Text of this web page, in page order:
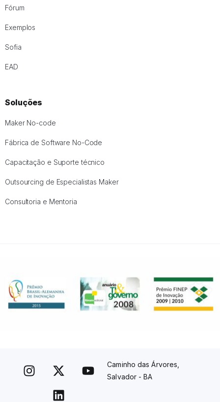
Fórum
Exemplos
Sofia
EAD
Soluções
Maker No-code
Fábrica de Software No-Code
Capacitação e Suporte técnico
Outsourcing de Especialistas Maker
Consultoria e Mentoria
Caminho das Árvores,
Salvador - BA